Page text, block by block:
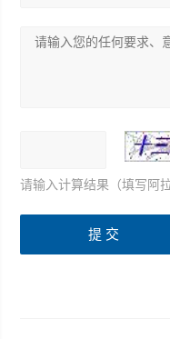
请输入计算结果（填写阿